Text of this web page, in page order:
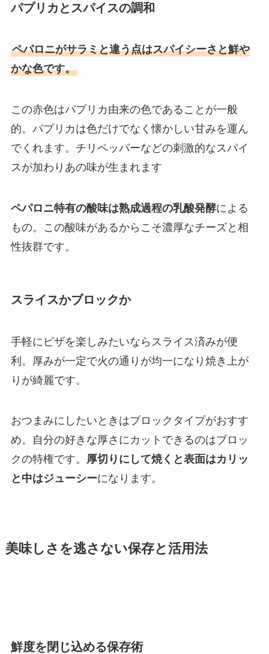
パプリカとスパイスの調和
ペパロニがサラミと違う点はスパイシーさと鮮や
かな色です。
この赤色はパプリカ由来の色であることが一般
的。パプリカは色だけでなく懐かしい甘みを運ん
でくれます。チリペッパーなどの刺激的なスパイ
スが加わりあの味が生まれます
ペパロニ特有の酸味は熟成過程の乳酸発酵による
もの。この酸味があるからこそ濃厚なチーズと相
性抜群です。
スライスかブロックか
手軽にピザを楽しみたいならスライス済みが便
利。厚みが一定で火の通りが均一になり焼き上が
りが綺麗です。
おつまみにしたいときはブロックタイプがおすす
め。自分の好きな厚さにカットできるのはブロッ
クの特権です。 厚切りにして焼くと表面はカリッ
と中はジューシーになります。
美味しさを逃さない保存と活用法
鮮度を閉じ込める保存術